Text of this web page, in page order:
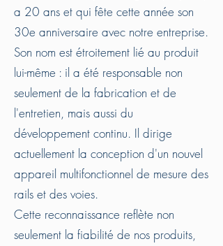
a 20 ans et qui fête cette année son
30e anniversaire avec notre entreprise.
Son nom est étroitement lié au produit
lui-même : il a été responsable non
seulement de la fabrication et de
l'entretien, mais aussi du
développement continu. Il dirige
actuellement la conception d'un nouvel
appareil multifonctionnel de mesure des
rails et des voies.
Cette reconnaissance reflète non
seulement la fiabilité de nos produits,